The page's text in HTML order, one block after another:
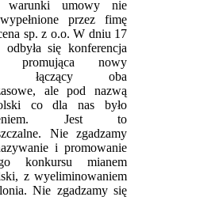
warunki umowy nie
przez fimę
sp. z o.o. W dniu 17
odbyła się konferencja
promująca nowy
łączący oba
ale pod nazwą
co dla nas było
Jest to
Nie zgadzamy
i promowanie
konkursu mianem
z wyeliminowaniem
Nie zgadzamy się